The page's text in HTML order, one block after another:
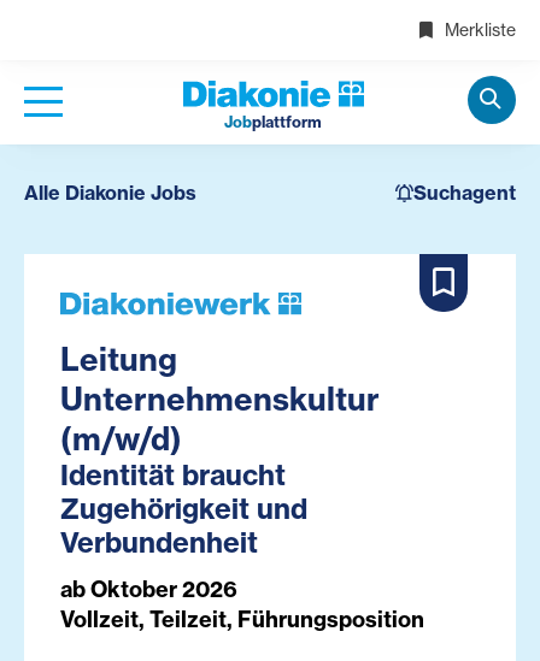
Merkliste
Jobplattform
Alle Diakonie Jobs Suchagent
Leitung
Unternehmenskultur
(m/w/d)
Identität braucht
Zugehörigkeit und
Verbundenheit
ab Oktober 2026
Vollzeit, Teilzeit, Führungsposition